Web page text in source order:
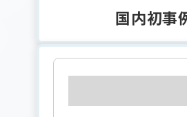
国内初事